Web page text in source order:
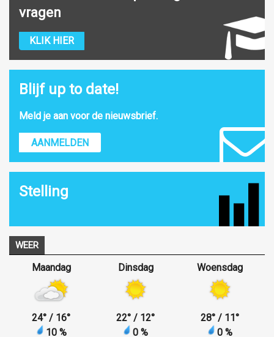
vragen
KLIK HIER
Blijf up to date!
Meld je aan voor de nieuwsbrief.
AANMELDEN
Stelling
WEER
Maandag
24° / 16°
10 %
Dinsdag
22° / 12°
0 %
Woensdag
28° / 11°
0 %